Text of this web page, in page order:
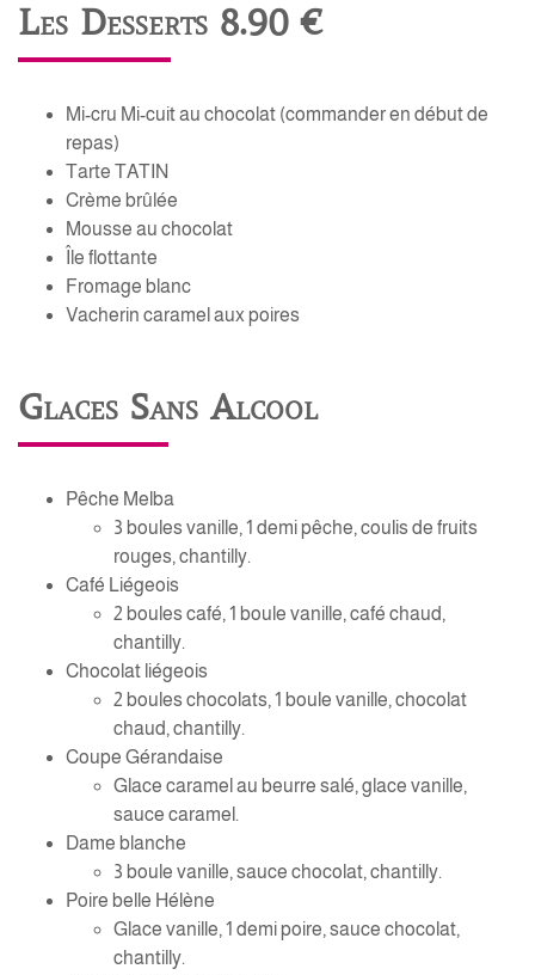
Les Desserts 8.90 €
Mi-cru Mi-cuit au chocolat (commander en début de
repas)
Tarte TATIN
Crème brûlée
Mousse au chocolat
Île flottante
Fromage blanc
Vacherin caramel aux poires
Glaces Sans Alcool
Pêche Melba
3 boules vanille, 1 demi pêche, coulis de fruits
rouges, chantilly.
Café Liégeois
2 boules café, 1 boule vanille, café chaud,
chantilly.
Chocolat liégeois
2 boules chocolats, 1 boule vanille, chocolat
chaud, chantilly.
Coupe Gérandaise
Glace caramel au beurre salé, glace vanille,
sauce caramel.
Dame blanche
3 boule vanille, sauce chocolat, chantilly.
Poire belle Hélène
Glace vanille, 1 demi poire, sauce chocolat,
chantilly.